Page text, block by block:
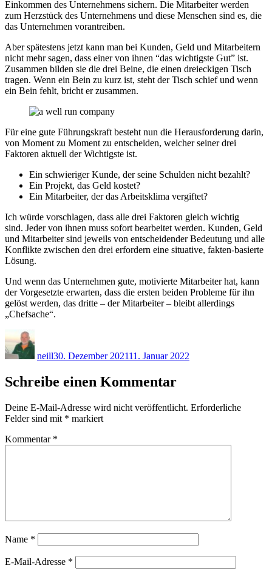
Einkommen des Unternehmens sichern. Die Mitarbeiter werden
zum Herzstück des Unternehmens und diese Menschen sind es, die
das Unternehmen vorantreiben.
Aber spätestens jetzt kann man bei Kunden, Geld und Mitarbeitern
nicht mehr sagen, dass einer von ihnen “das wichtigste Gut” ist.
Zusammen bilden sie die drei Beine, die einen dreieckigen Tisch
tragen. Wenn ein Bein zu kurz ist, steht der Tisch schief und wenn
ein Bein fehlt, bricht er zusammen.
Für eine gute Führungskraft besteht nun die Herausforderung darin,
von Moment zu Moment zu entscheiden, welcher seiner drei
Faktoren aktuell der Wichtigste ist.
Ein schwieriger Kunde, der seine Schulden nicht bezahlt?
Ein Projekt, das Geld kostet?
Ein Mitarbeiter, der das Arbeitsklima vergiftet?
Ich würde vorschlagen, dass alle drei Faktoren gleich wichtig
sind. Jeder von ihnen muss sofort bearbeitet werden. Kunden, Geld
und Mitarbeiter sind jeweils von entscheidender Bedeutung und alle
Konflikte zwischen den drei erfordern eine situative, fakten-basierte
Lösung.
Und wenn das Unternehmen gute, motivierte Mitarbeiter hat, kann
der Vorgesetzte erwarten, dass die ersten beiden Probleme für ihn
gelöst werden, das dritte – der Mitarbeiter – bleibt allerdings
„Chefsache“.
neill30. Dezember 202111. Januar 2022
Schreibe einen Kommentar
Deine E-Mail-Adresse wird nicht veröffentlicht. Erforderliche
Felder sind mit * markiert
Kommentar *
Name *
E-Mail-Adresse *